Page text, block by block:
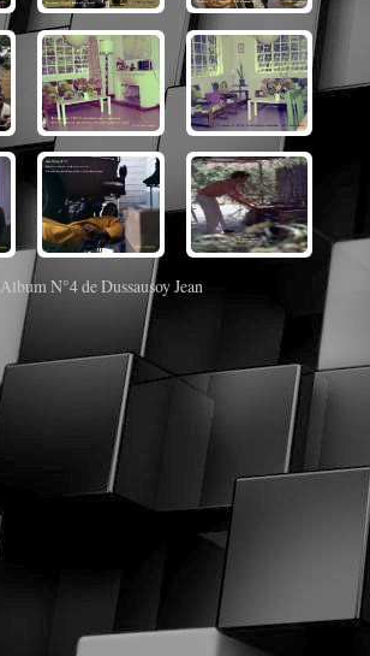
Album N°4 de Dussausoy Jean